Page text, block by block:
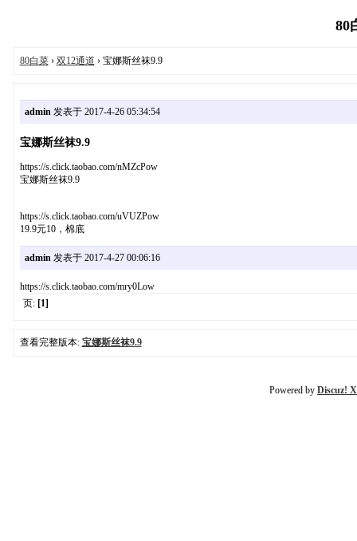
80
80白菜› 双12通道 › 宝娜斯丝袜9.9
admin发表于 2017-4-26 05:34:54
宝娜斯丝袜9.9
https://s.click.taobao.com/nMZcPow
宝娜斯丝袜9.9
https://s.click.taobao.com/uVUZPow
19.9元10，棉底
admin发表于 2017-4-27 00:06:16
https://s.click.taobao.com/mry0Low
页: [1]
查看完整版本: 宝娜斯丝袜9.9
Powered by Discuz!